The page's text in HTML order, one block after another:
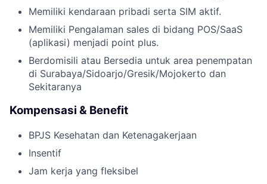
Memiliki kendaraan pribadi serta SIM aktif.
Memiliki Pengalaman sales di bidang POS/SaaS
(aplikasi) menjadi point plus.
Berdomisili atau Bersedia untuk area penempatan
di Surabaya/Sidoarjo/Gresik/Mojokerto dan
Sekitaranya
Kompensasi & Benefit
BPJS Kesehatan dan Ketenagakerjaan
Insentif
Jam kerja yang fleksibel